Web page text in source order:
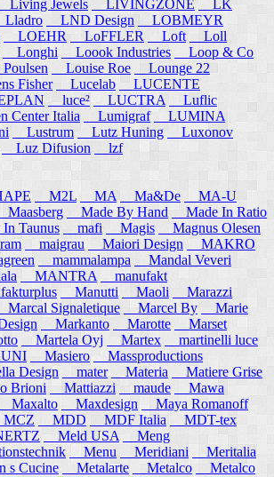
Living Jewels LIVINGZONE
LK
LND Design
LOBMEYR
LOEHR LoFFLER Loft
Loll
Longhi Loook Industries
Loop & Co
Louise Roe
Lounge 22
Fisher
Lucelab
LUCENTE
luce² LUCTRA
Luflic
Center Italia
Lumigraf
LUMINA
Lustrum Lutz Huning
Luxonov
Luz Difusion lzf
M2L MA Ma&De
MA-U
Maasberg Made By Hand
Made In Ratio
Taunus
mafi Magis
Magnus Olesen
maigrau Maiori Design
MAKRO
mammalampa
Mandal Veveri
MANTRA
manufakt
Manutti Maoli
Marazzi
Marcal Signaletique Marcel By
Marie
Markanto Marotte
Marset
Martela Oyj Martex
martinelli luce
Masiero
Massproductions
Design
mater Materia
Matiere Grise
Brioni
Mattiazzi maude
Mawa
Maxalto Maxdesign
Maya Romanoff
MDD MDF Italia
MDT-tex
Meld USA
Meng
Menu Meridiani
Meritalia
s Cucine
Metalarte Metalco
Metalco